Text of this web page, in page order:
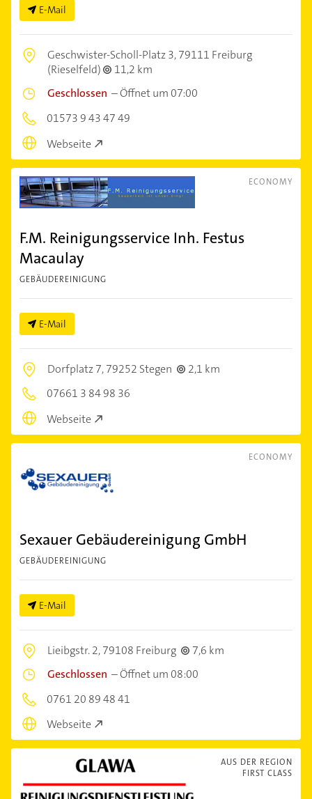
E-Mail
Geschwister-Scholl-Platz 3,79111 Freiburg
(Rieselfeld)
11,2 km
Geschlossen –Öffnet um 07:00
01573 9 43 47 49
Webseite
ECONOMY
F.M. Reinigungsservice Inh. Festus
Macaulay
GEBÄUDEREINIGUNG
E-Mail
Dorfplatz 7,79252 Stegen
2,1 km
07661 3 84 98 36
Webseite
ECONOMY
Sexauer Gebäudereinigung GmbH
GEBÄUDEREINIGUNG
E-Mail
Lieibgstr. 2,79108 Freiburg
7,6 km
Geschlossen –Öffnet um 08:00
0761 20 89 48 41
Webseite
AUS DER REGION
FIRST CLASS